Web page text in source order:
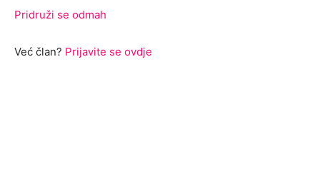
Pridruži se odmah
Već član? Prijavite se ovdje